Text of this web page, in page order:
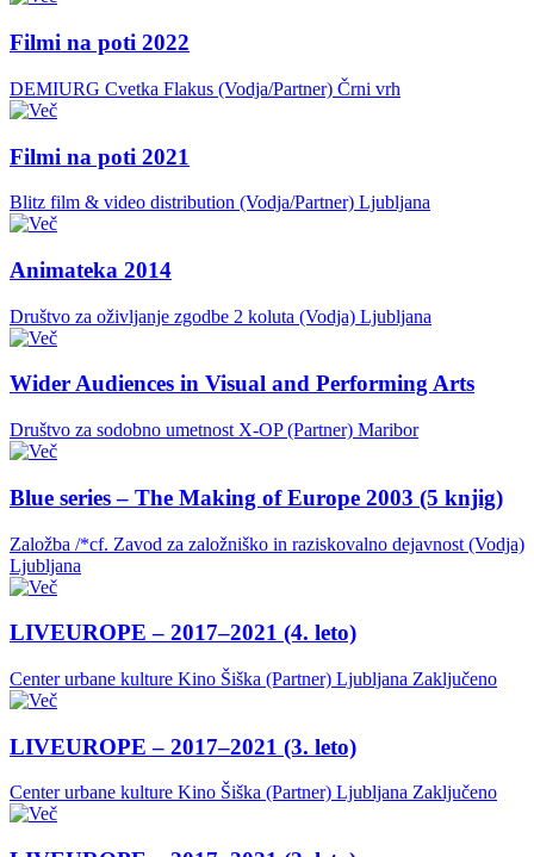
Filmi na poti 2022
DEMIURG Cvetka Flakus (Vodja/Partner) Črni vrh
Filmi na poti 2021
Blitz film & video distribution (Vodja/Partner) Ljubljana
Animateka 2014
Društvo za oživljanje zgodbe 2 koluta (Vodja) Ljubljana
Wider Audiences in Visual and Performing Arts
Društvo za sodobno umetnost X-OP (Partner) Maribor
Blue series – The Making of Europe 2003 (5 knjig)
Založba /*cf. Zavod za založniško in raziskovalno dejavnost (Vodja)
Ljubljana
LIVEUROPE – 2017–2021 (4. leto)
Center urbane kulture Kino Šiška (Partner) Ljubljana Zaključeno
LIVEUROPE – 2017–2021 (3. leto)
Center urbane kulture Kino Šiška (Partner) Ljubljana Zaključeno